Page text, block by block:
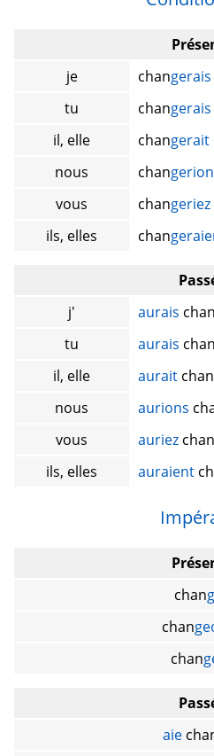
je
changerais
tu
changerais
il, elle
changerait
nous
chan
vous
changeriez
ils, elles
chan
j'
aurais chan
tu
aurais chan
il, elle
aurait chan
nous
aurions
vous
auriez chan
ils, elles
auraient
chan
chan
chan
aie